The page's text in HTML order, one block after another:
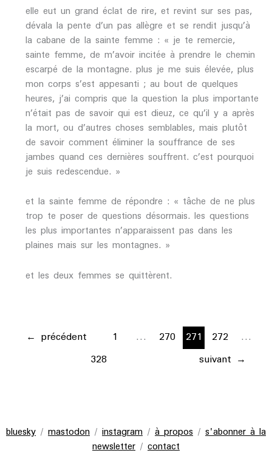
elle eut un grand éclat de rire, et revint sur ses pas,
dévala la pente d’un pas allègre et se rendit jusqu’à
la cabane de la sainte femme : « je te remercie,
sainte femme, de m’avoir incitée à prendre le chemin
escarpé de la montagne. plus je me suis élevée, plus
mon corps s’est appesanti ; au bout de quelques
heures, j’ai compris que la question la plus importante
n’était pas de savoir qui est dieuz, ce qu’il y a après
la mort, ou d’autres choses semblables, mais plutôt
de savoir comment éliminer la souffrance de ses
jambes quand ces dernières souffrent. c’est pourquoi
je suis redescendue. »
et la sainte femme de répondre : « tâche de ne plus
trop te poser de questions désormais. les questions
les plus importantes n’apparaissent pas dans les
plaines mais sur les montagnes. »
et les deux femmes se quittèrent.
← précédent 1 … 270 271 272
…
328
suivant →
bluesky / mastodon / instagram / à propos / s'abonner à la
newsletter / contact